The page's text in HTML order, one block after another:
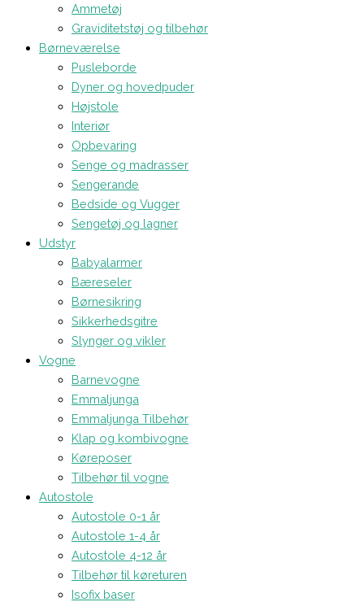
Ammetøj
Graviditetstøj og tilbehør
Børneværelse
Pusleborde
Dyner og hovedpuder
Højstole
Interiør
Opbevaring
Senge og madrasser
Sengerande
Bedside og Vugger
Sengetøj og lagner
Udstyr
Babyalarmer
Bæreseler
Børnesikring
Sikkerhedsgitre
Slynger og vikler
Vogne
Barnevogne
Emmaljunga
Emmaljunga Tilbehør
Klap og kombivogne
Køreposer
Tilbehør til vogne
Autostole
Autostole 0-1 år
Autostole 1-4 år
Autostole 4-12 år
Tilbehør til køreturen
Isofix baser